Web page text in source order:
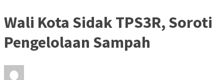
Wali Kota Sidak TPS3R, Soroti
Pengelolaan Sampah